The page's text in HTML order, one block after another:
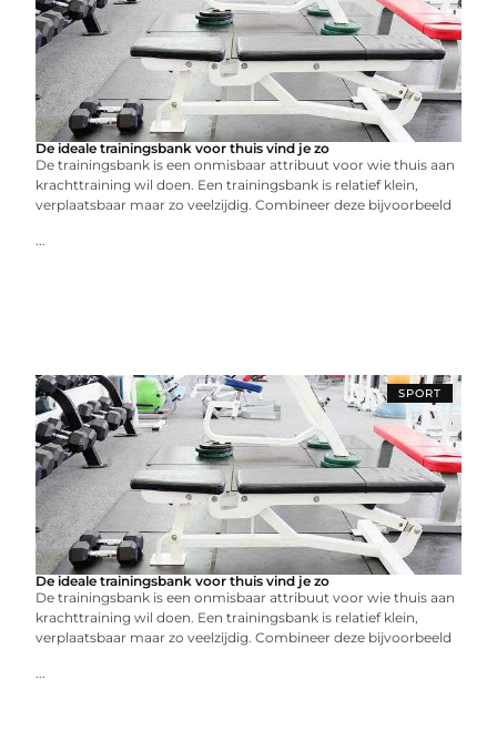
De ideale trainingsbank voor thuis vind je zo
De trainingsbank is een onmisbaar attribuut voor wie thuis aan
krachttraining wil doen. Een trainingsbank is relatief klein,
verplaatsbaar maar zo veelzijdig. Combineer deze bijvoorbeeld
...
SPORT
De ideale trainingsbank voor thuis vind je zo
De trainingsbank is een onmisbaar attribuut voor wie thuis aan
krachttraining wil doen. Een trainingsbank is relatief klein,
verplaatsbaar maar zo veelzijdig. Combineer deze bijvoorbeeld
...